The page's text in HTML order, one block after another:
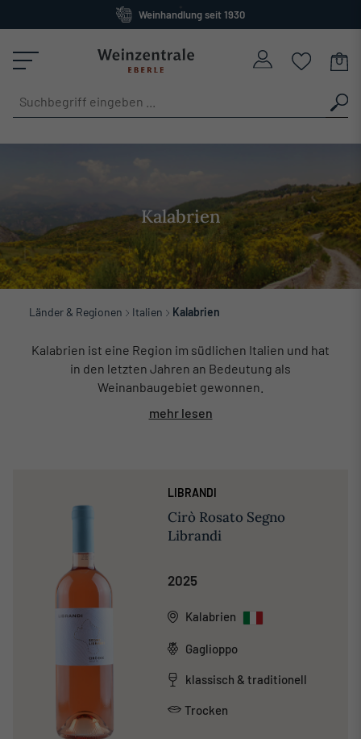
Weinhandlung seit 1930
versandkostenfrei ab 120 Euro
Kalabrien
Länder & Regionen Italien Kalabrien
Kalabrien ist eine Region im südlichen Italien und hat
in den letzten Jahren an Bedeutung als
Weinanbaugebiet gewonnen.
mehr lesen
LIBRANDI
Cirò Rosato Segno
Librandi
2025
Kalabrien
Gaglioppo
klassisch & traditionell
Trocken